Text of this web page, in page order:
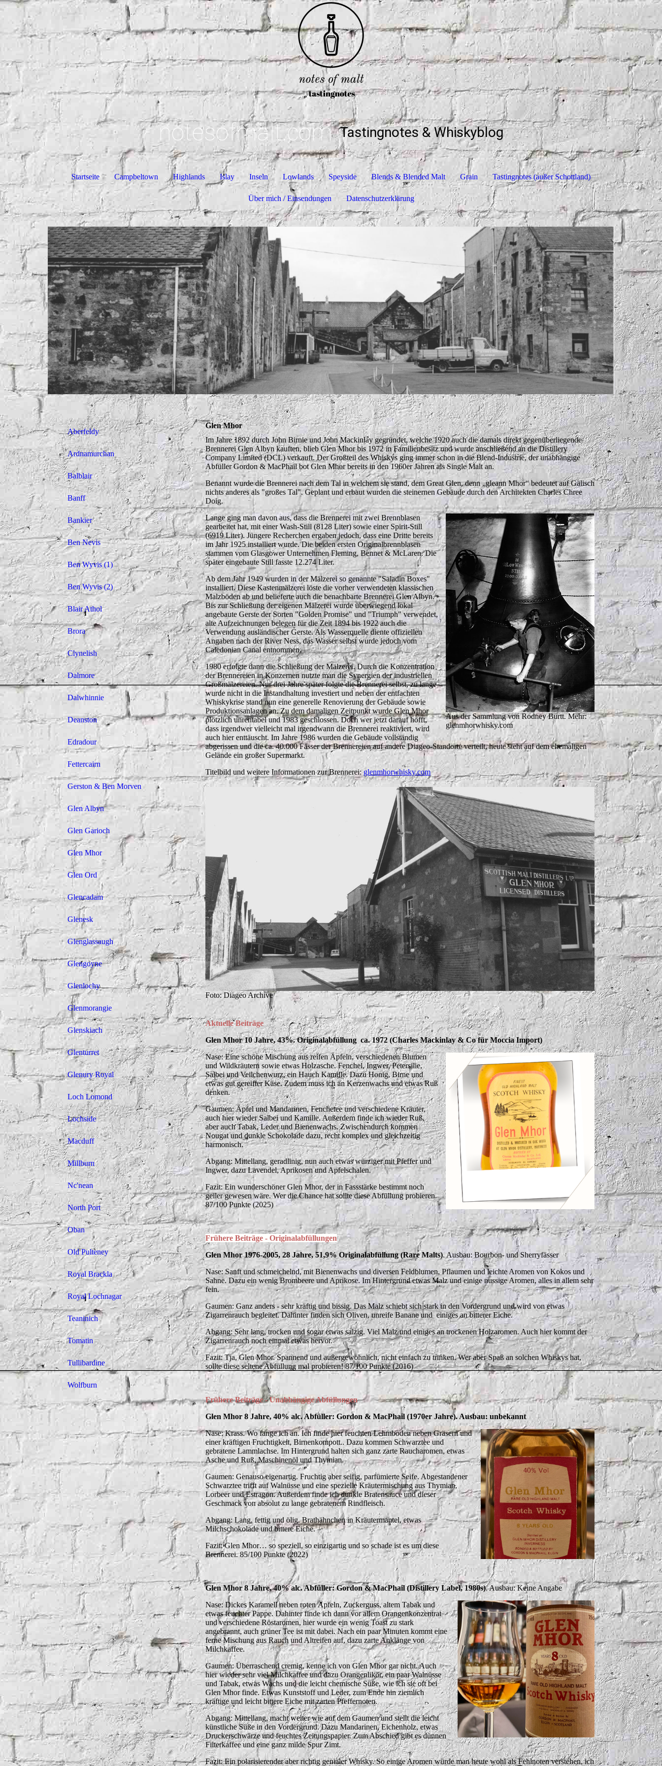
notesofmalt.com Tastingnotes & Whiskyblog
Startseite Campbeltown Highlands Islay Inseln Lowlands Speyside Blends & Blended Malt Grain Tastingnotes (außer Schottland)
Über mich / Einsendungen Datenschutzerklärung
Aberfeldy
Ardnamurchan
Balblair
Banff
Bankier
Ben Nevis
Ben Wyvis (1)
Ben Wyvis (2)
Blair Athol
Brora
Clynelish
Dalmore
Dalwhinnie
Deanston
Edradour
Fettercairn
Gerston & Ben Morven
Glen Albyn
Glen Garioch
Glen Mhor
Glen Ord
Glencadam
Glenesk
Glenglassaugh
Glengoyne
Glenlochy
Glenmorangie
Glenskiach
Glenturret
Glenury Royal
Loch Lomond
Lochside
Macduff
Millburn
Nc'nean
North Port
Oban
Old Pulteney
Royal Brackla
Royal Lochnagar
Teaninich
Tomatin
Tullibardine
Wolfburn
Glen Mhor
Im Jahre 1892 durch John Birnie und John Mackinlay gegründet, welche 1920 auch die damals direkt gegenüberliegende
Brennerei Glen Albyn kauften, blieb Glen Mhor bis 1972 in Familienbesitz und wurde anschließend an die Distillery
Company Limited (DCL) verkauft. Der Großteil des Whiskys ging immer schon in die Blend-Industrie, der unabhängige
Abfüller Gordon & MacPhail bot Glen Mhor bereits in den 1960er Jahren als Single Malt an.
Benannt wurde die Brennerei nach dem Tal in welchem sie stand, dem Great Glen, denn „gleann Mhor“ bedeutet auf Gälisch
nichts anderes als "großes Tal". Geplant und erbaut wurden die steinernen Gebäude durch den Architekten Charles Chree
Doig.
Aus der Sammlung von Rodney Burtt. Mehr:
glenmhorwhisky.com
Lange ging man davon aus, dass die Brennerei mit zwei Brennblasen
gearbeitet hat, mit einer Wash-Still (8128 Liter) sowie einer Spirit-Still
(6919 Liter). Jüngere Recherchen ergaben jedoch, dass eine Dritte bereits
im Jahr 1925 installiert wurde. Die beiden ersten Originalbrennblasen
stammen vom Glasgower Unternehmen Fleming, Bennet & McLaren. Die
später eingebaute Still fasste 12.274 Liter.
Ab dem Jahr 1949 wurden in der Mälzerei so genannte "Saladin Boxes"
installiert. Diese Kastenmälzerei löste die vorher verwendeten klassischen
Malzböden ab und belieferte auch die benachbarte Brennerei Glen Albyn.
Bis zur Schließung der eigenen Mälzerei wurde überwiegend lokal
angebaute Gerste der Sorten "Golden Promise" und "Triumph" verwendet,
alte Aufzeichnungen belegen für die Zeit 1894 bis 1922 auch die
Verwendung ausländischer Gerste. Als Wasserquelle diente offiziellen
Angaben nach der River Ness, das Wasser selbst wurde jedoch vom
Caledonian Canal entnommen.
1980 erfolgte dann die Schließung der Mälzerei. Durch die Konzentration
der Brennereien in Konzernen nutzte man die Synergien der industriellen
Großmälzereien. Nur drei Jahre später folgte die Brennerei selbst, zu lange
wurde nicht in die Instandhaltung investiert und neben der entfachten
Whiskykrise stand nun eine generelle Renovierung der Gebäude sowie
Produktionsanlagen an. Zu dem damaligen Zeitpunkt wurde Glen Mhor
plötzlich unrentabel und 1983 geschlossen. Doch wer jetzt darauf hofft,
dass irgendwer vielleicht mal irgendwann die Brennerei reaktiviert, wird
auch hier enttäuscht. Im Jahre 1986 wurden die Gebäude vollständig
abgerissen und die ca. 40.000 Fässer der Brennereien auf andere Diageo-Standorte verteilt, heute steht auf dem ehemaligen
Gelände ein großer Supermarkt.
Titelbild und weitere Informationen zur Brennerei:glenmhorwhisky.com
Foto: Diageo Archive
Aktuelle Beiträge
Glen Mhor 10 Jahre, 43%. Originalabfüllung ca. 1972 (Charles Mackinlay & Co für Moccia Import)
Nase: Eine schöne Mischung aus reifen Äpfeln, verschiedenen Blumen
und Wildkräutern sowie etwas Holzasche. Fenchel, Ingwer, Petersilie,
Salbei und Veilchenwurz, ein Hauch Kamille. Dazu Honig, Birne und
etwas gut gereifter Käse. Zudem muss ich an Kerzenwachs und etwas Ruß
denken.
Gaumen: Äpfel und Mandarinen, Fenchetee und verschiedene Kräuter,
auch hier wieder Salbei und Kamille. Außerdem finde ich wieder Ruß,
aber auch Tabak, Leder und Bienenwachs. Zwischendurch kommen
Nougat und dunkle Schokolade dazu, recht komplex und gleichzeitig
harmonisch.
Abgang: Mittellang, geradlinig, nun auch etwas würziger mit Pfeffer und
Ingwer, dazu Lavendel, Aprikosen und Apfelschalen.
Fazit: Ein wunderschöner Glen Mhor, der in Fassstärke bestimmt noch
geiler gewesen wäre. Wer die Chance hat sollte diese Abfüllung probieren.
87/100 Punkte (2025)
Frühere Beiträge - Originalabfüllungen
Glen Mhor 1976-2005, 28 Jahre, 51,9% Originalabfüllung (Rare Malts). Ausbau: Bourbon- und Sherryfässer
Nase: Sanft und schmeichelnd, mit Bienenwachs und diversen Feldblumen, Pflaumen und leichte Aromen von Kokos und
Sahne. Dazu ein wenig Brombeere und Aprikose. Im Hintergrund etwas Malz und einige nussige Aromen, alles in allem sehr
fein.
Gaumen: Ganz anders - sehr kräftig und bissig. Das Malz schiebt sich stark in den Vordergrund und wird von etwas
Zigarrenrauch begleitet. Dahinter finden sich Oliven, unreife Banane und einiges an bitterer Eiche.
Abgang: Sehr lang, trocken und sogar etwas salzig. Viel Malz und einiges an trockenen Holzaromen. Auch hier kommt der
Zigarrenrauch noch einmal etwas hervor.
Fazit: Tja, Glen Mhor. Spannend und außergewöhnlich, nicht einfach zu trinken. Wer aber Spaß an solchen Whiskys hat,
sollte diese seltene Abfüllung mal probieren! 87/100 Punkte (2016)
Frühere Beiträge - Unabhängige Abfüllungen
Glen Mhor 8 Jahre, 40% alc. Abfüller: Gordon & MacPhail (1970er Jahre). Ausbau: unbekannt
Nase: Krass. Wo fange ich an. Ich finde hier feuchten Lehmboden neben Gräsern und
einer kräftigen Fruchtigkeit, Birnenkompott.. Dazu kommen Schwarztee und
gebratene Lammlachse. Im Hintergrund halten sich ganz zarte Raucharomen, etwas
Asche und Ruß, Maschinenöl und Thymian.
Gaumen: Genauso eigenartig. Fruchtig aber seifig, parfümierte Seife. Abgestandener
Schwarztee trifft auf Walnüsse und eine spezielle Kräutermischung aus Thymian,
Lorbeer und Estragon. Außerdem finde ich dunkle Bratensauce und dieser
Geschmack von absolut zu lange gebratenem Rindfleisch.
Abgang: Lang, fettig und ölig. Brathähnchen in Kräutermantel, etwas
Milchschokolade und bittere Eiche.
Fazit: Glen Mhor… so speziell, so einzigartig und so schade ist es um diese
Brennerei. 85/100 Punkte (2022)
Glen Mhor 8 Jahre, 40% alc. Abfüller: Gordon & MacPhail (Distillery Label, 1980s). Ausbau: Keine Angabe
Nase: Dickes Karamell neben roten Äpfeln, Zuckerguss, altem Tabak und
etwas feuchter Pappe. Dahinter finde ich dann vor allem Orangenkonzentrat
und verschiedene Röstaromen, hier wurde ein wenig Toast zu stark
angebrannt, auch grüner Tee ist mit dabei. Nach ein paar Minuten kommt eine
ferne Mischung aus Rauch und Altreifen auf, dazu zarte Anklänge von
Milchkaffee.
Gaumen: Überraschend cremig, kenne ich von Glen Mhor gar nicht. Auch
hier wieder sehr viel Milchkaffee und dazu Orangenlikör, ein paar Walnüsse
und Tabak, etwas Wachs und die leicht chemische Süße, wie ich sie oft bei
Glen Mhor finde. Etwas Kunststoff und Leder, zum Ende hin ziemlich
kräftige und leicht bittere Eiche mit zarten Pfeffernoten.
Abgang: Mittellang, macht weiter wie auf dem Gaumen und stellt die leicht
künstliche Süße in den Vordergrund. Dazu Mandarinen, Eichenholz, etwas
Druckerschwärze und feuchtes Zeitungspapier. Zum Abschied gibt es dünnen
Filterkaffee und eine ganz milde Spur Zimt.
Fazit: Ein polarisierender aber richtig genialer Whisky. So einige Aromen würde man heute wohl als Fehlnoten verstehen, ich